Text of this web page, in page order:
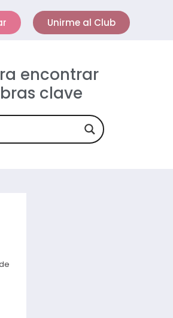
Unirme al Club
encontrar
clave